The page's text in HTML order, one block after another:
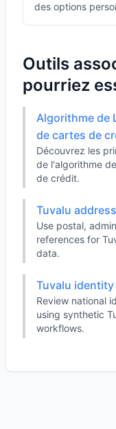
des options
Outils
pourriez
Algorithme de
de cartes de
Découvrez les
de l'algorithme
de crédit.
Tuvalu
Use postal,
references for
data.
Tuvalu
Review national
using synthetic
workflows.